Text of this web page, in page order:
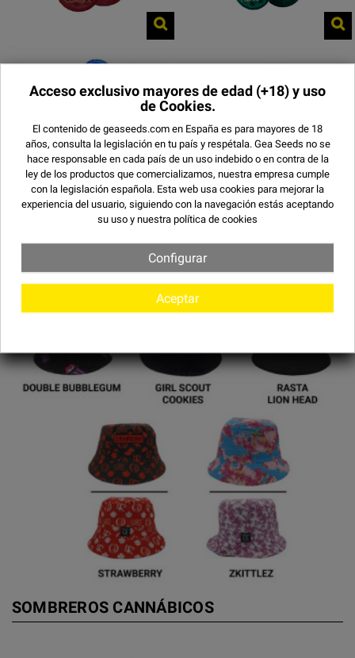
OTRAS VARIEDADES
SOMBREROS CANNÁBICOS
Acceso exclusivo mayores de edad (+18) y uso
de Cookies.
El contenido de geaseeds.com en España es para mayores de 18
años, consulta la legislación en tu país y respétala. Gea Seeds no se
hace responsable en cada país de un uso indebido o en contra de la
ley de los productos que comercializamos, nuestra empresa cumple
con la legislación española. Esta web usa cookies para mejorar la
experiencia del usuario, siguiendo con la navegación estás aceptando
su uso y nuestra política de cookies
Configurar
Aceptar